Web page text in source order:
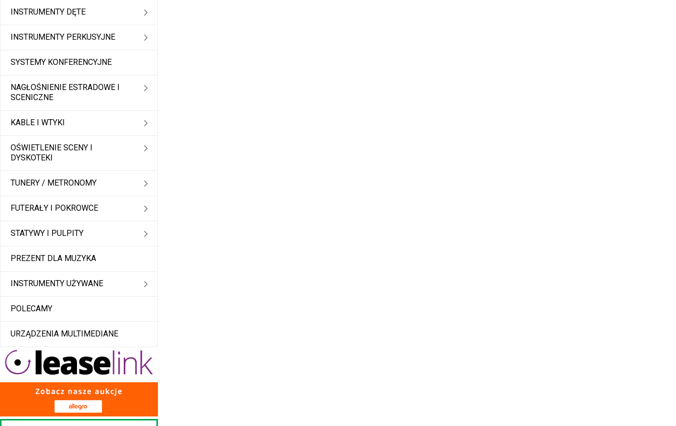
INSTRUMENTY DĘTE
INSTRUMENTY PERKUSYJNE
SYSTEMY KONFERENCYJNE
NAGŁOŚNIENIE ESTRADOWE I
SCENICZNE
KABLE I WTYKI
OŚWIETLENIE SCENY I
DYSKOTEKI
TUNERY / METRONOMY
FUTERAŁY I POKROWCE
STATYWY I PULPITY
PREZENT DLA MUZYKA
INSTRUMENTY UŻYWANE
POLECAMY
URZĄDZENIA MULTIMEDIANE